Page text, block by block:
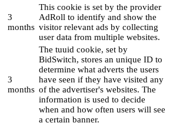
3
months
This cookie is set by the provider
AdRoll to identify and show the
visitor relevant ads by collecting
user data from multiple websites.
3
months
The tuuid cookie, set by
BidSwitch, stores an unique ID to
determine what adverts the users
have seen if they have visited any
of the advertiser's websites. The
information is used to decide
when and how often users will see
a certain banner.